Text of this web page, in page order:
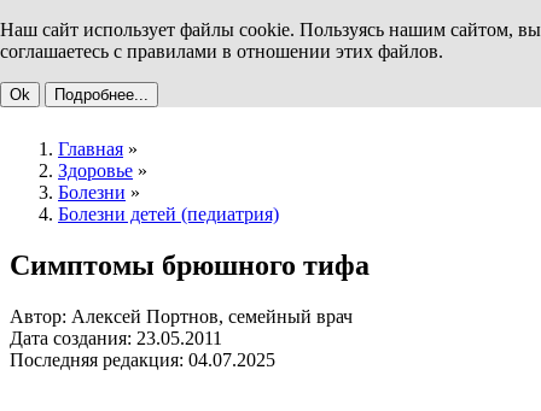
Наш сайт использует файлы cookie. Пользуясь нашим сайтом, вы
соглашаетесь с правилами в отношении этих файлов.
Ok Подробнее...
Главная »
Здоровье »
Болезни »
Болезни детей (педиатрия)
Симптомы брюшного тифа
Автор: Алексей Портнов, семейный врач
Дата создания: 23.05.2011
Последняя редакция: 04.07.2025